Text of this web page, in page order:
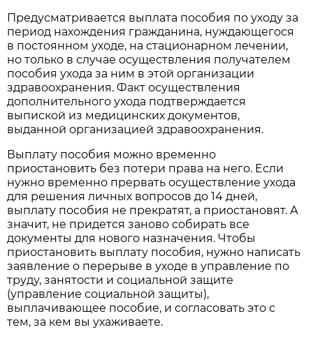
Предусматривается выплата пособия по уходу за
период нахождения гражданина, нуждающегося
в постоянном уходе, на стационарном лечении,
но только в случае осуществления получателем
пособия ухода за ним в этой организации
здравоохранения. Факт осуществления
дополнительного ухода подтверждается
выпиской из медицинских документов,
выданной организацией здравоохранения.
Выплату пособия можно временно
приостановить без потери права на него. Если
нужно временно прервать осуществление ухода
для решения личных вопросов до 14 дней,
выплату пособия не прекратят, а приостановят. А
значит, не придется заново собирать все
документы для нового назначения. Чтобы
приостановить выплату пособия, нужно написать
заявление о перерыве в уходе в управление по
труду, занятости и социальной защите
(управление социальной защиты),
выплачивающее пособие, и согласовать это с
тем, за кем вы ухаживаете.